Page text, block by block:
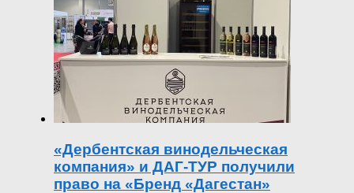
«Дербентская винодельческая
компания» и ДАГ-ТУР получили
право на «Бренд «Дагестан»